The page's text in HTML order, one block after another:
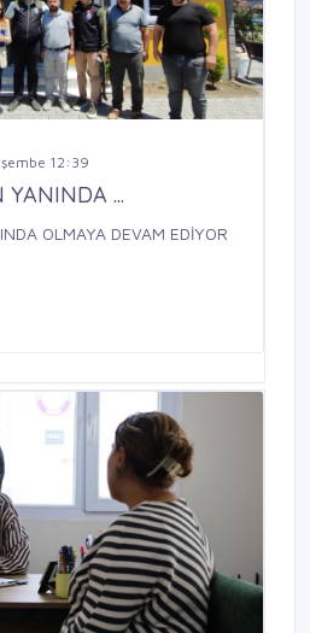
12:39
YANINDA ...
OLMAYA DEVAM EDİYOR